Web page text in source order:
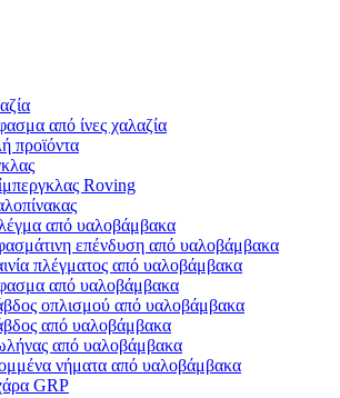
από ίνες χαλαζία
προϊόντα
Roving
από υαλοβάμβακα
επένδυση από υαλοβάμβακα
πλέγματος από υαλοβάμβακα
από υαλοβάμβακα
οπλισμού από υαλοβάμβακα
από υαλοβάμβακα
από υαλοβάμβακα
νήματα από υαλοβάμβακα
GRP